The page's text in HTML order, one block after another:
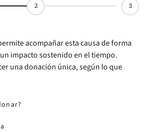
acompañar esta causa de forma
impacto sostenido en el tiempo.
una donación única, según lo que